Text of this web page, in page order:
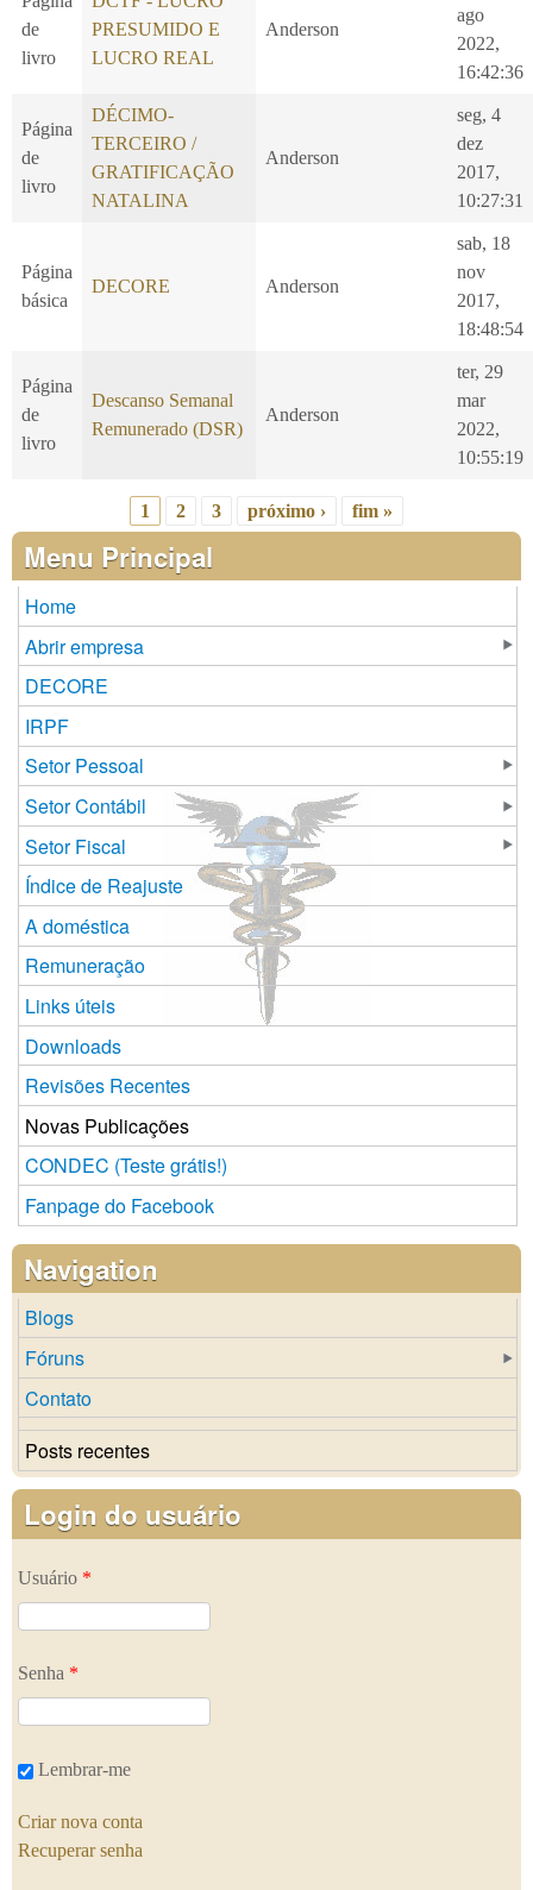
de
livro
PRESUMIDO E
LUCRO REAL
Anderson
ago
2022,
16:42:36
Página
de
livro
DÉCIMO-
TERCEIRO /
GRATIFICAÇÃO
NATALINA
Anderson
seg, 4
dez
2017,
10:27:31
Página
básica
DECORE Anderson
sab, 18
nov
2017,
18:48:54
Página
de
livro
Descanso Semanal
Remunerado (DSR)
Anderson
ter, 29
mar
2022,
10:55:19
Páginas
1 2 3 próximo › fim »
Menu Principal
Home
Abrir empresa
DECORE
IRPF
Setor Pessoal
Setor Contábil
Setor Fiscal
Índice de Reajuste
A doméstica
Remuneração
Links úteis
Downloads
Revisões Recentes
Novas Publicações
CONDEC (Teste grátis!)
Fanpage do Facebook
Navigation
Blogs
Fóruns
Contato
Posts recentes
Login do usuário
Usuário *
Senha *
Lembrar-me
Criar nova conta
Recuperar senha